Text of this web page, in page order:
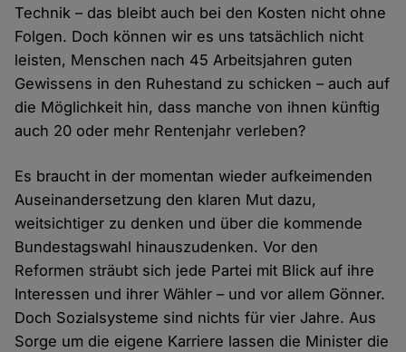
Technik – das bleibt auch bei den Kosten nicht ohne
Folgen. Doch können wir es uns tatsächlich nicht
leisten, Menschen nach 45 Arbeitsjahren guten
Gewissens in den Ruhestand zu schicken – auch auf
die Möglichkeit hin, dass manche von ihnen künftig
auch 20 oder mehr Rentenjahr verleben?
Es braucht in der momentan wieder aufkeimenden
Auseinandersetzung den klaren Mut dazu,
weitsichtiger zu denken und über die kommende
Bundestagswahl hinauszudenken. Vor den
Reformen sträubt sich jede Partei mit Blick auf ihre
Interessen und ihrer Wähler – und vor allem Gönner.
Doch Sozialsysteme sind nichts für vier Jahre. Aus
Sorge um die eigene Karriere lassen die Minister die